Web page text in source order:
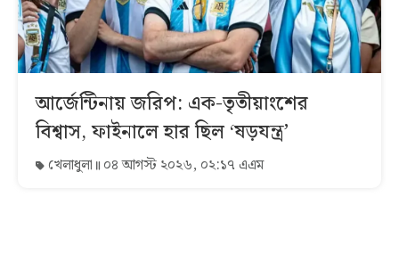
আর্জেন্টিনায় জরিপ: এক-তৃতীয়াংশের
বিশ্বাস, ফাইনালে হার ছিল ‘ষড়যন্ত্র’
খেলাধুলা ০৪ আগস্ট ২০২৬, ০২:১৭ এএম